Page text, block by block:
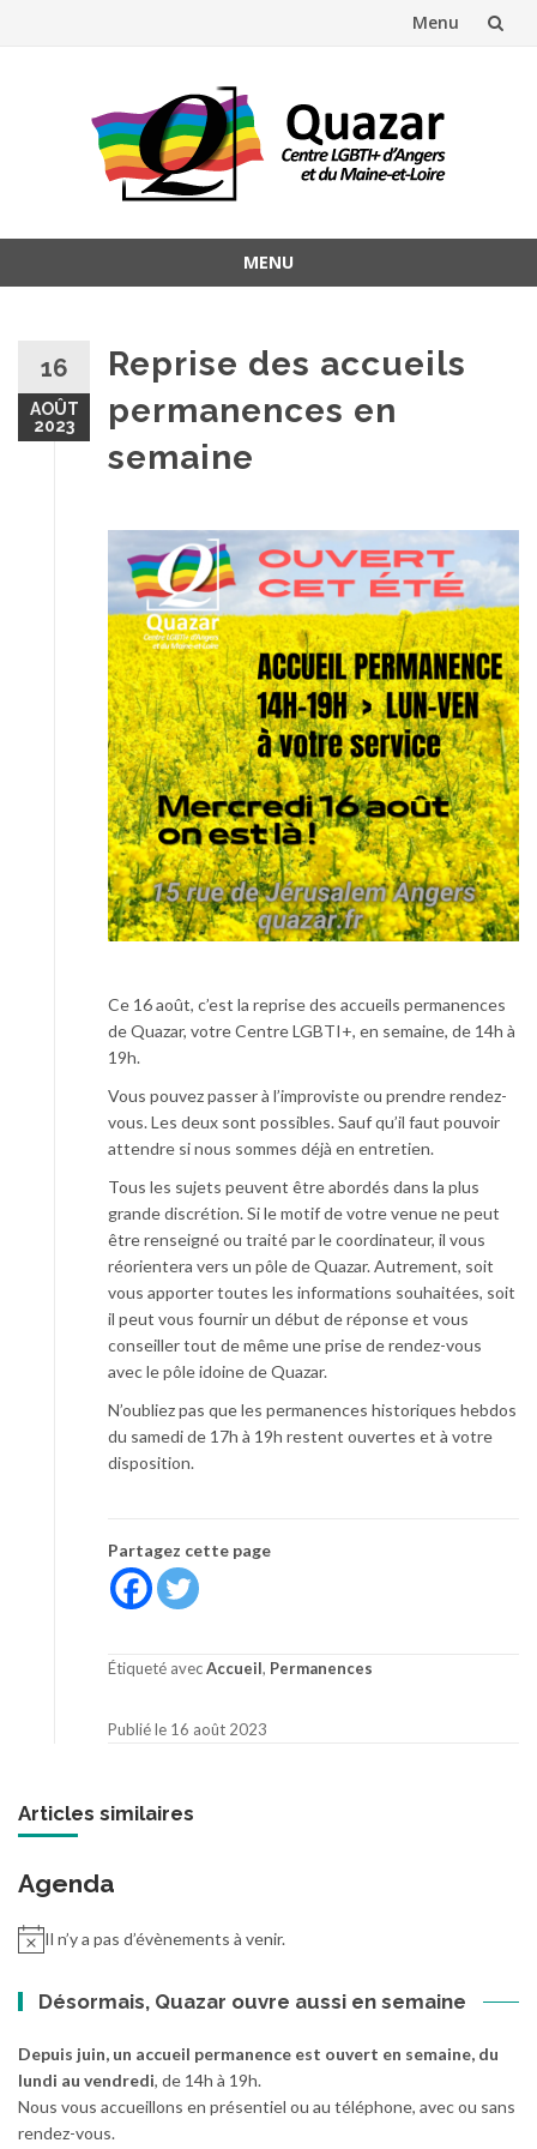
Menu
MENU
16
AOÛT
2023
Reprise des accueils
permanences en
semaine
Ce 16 août, c’est la reprise des accueils permanences
de Quazar, votre Centre LGBTI+, en semaine, de 14h à
19h.
Vous pouvez passer à l’improviste ou prendre rendez-
vous. Les deux sont possibles. Sauf qu’il faut pouvoir
attendre si nous sommes déjà en entretien.
Tous les sujets peuvent être abordés dans la plus
grande discrétion. Si le motif de votre venue ne peut
être renseigné ou traité par le coordinateur, il vous
réorientera vers un pôle de Quazar. Autrement, soit
vous apporter toutes les informations souhaitées, soit
il peut vous fournir un début de réponse et vous
conseiller tout de même une prise de rendez-vous
avec le pôle idoine de Quazar.
N’oubliez pas que les permanences historiques hebdos
du samedi de 17h à 19h restent ouvertes et à votre
disposition.
Partagez cette page
Étiqueté avecAccueil, Permanences
Publié le 16 août 2023
Articles similaires
Agenda
Il n’y a pas d’évènements à venir.
Désormais, Quazar ouvre aussi en semaine
Depuis juin, un accueil permanence est ouvert en semaine, du
lundi au vendredi, de 14h à 19h.
Nous vous accueillons en présentiel ou au téléphone, avec ou sans
rendez-vous.